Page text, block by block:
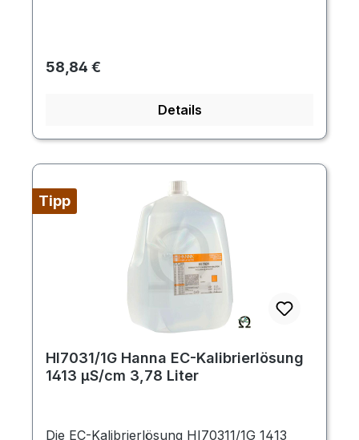
Regulärer Preis:
58,84 €
Details
Tipp
HI7031/1G Hanna EC-Kalibrierlösung
1413 µS/cm 3,78 Liter
Die EC-Kalibrierlösung HI70311/1G 1413